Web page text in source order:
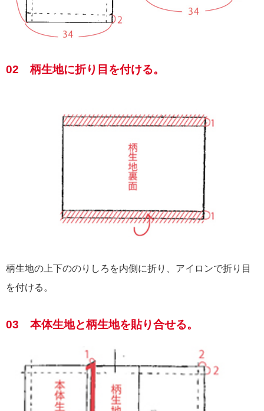
02 柄生地に折り目を付ける。
柄生地の上下ののりしろを内側に折り、アイロンで折り目
を付ける。
03 本体生地と柄生地を貼り合せる。